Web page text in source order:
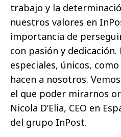
trabajo y la
nuestros valores en
importancia de
con pasión y
especiales, únicos,
hacen a nosotros.
el que poder mirarnos
Nicola D’Elia, CEO en
del grupo InPost.